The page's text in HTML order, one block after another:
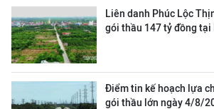
Liên danh Phúc Lộc
gói thầu 147 tỷ đồng tại
Điểm tin kế hoạch lựa
gói thầu lớn ngày 4/8/